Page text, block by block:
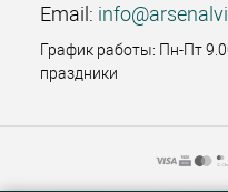
Email:
График работы: Пн-Пт
праздники